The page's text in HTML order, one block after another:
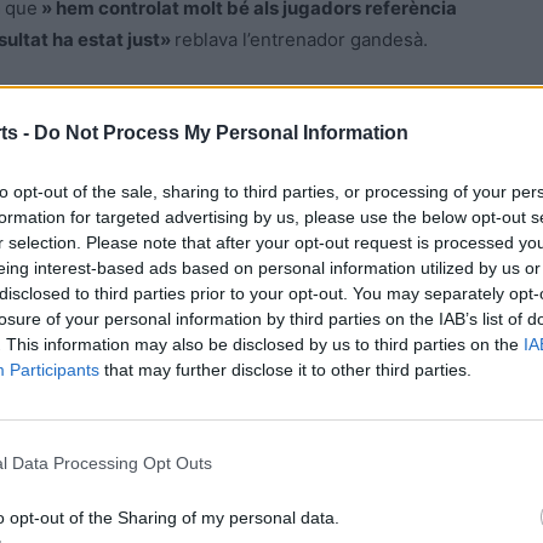
- Do Not Process My Personal Information
opt-out of the sale, sharing to third parties, or processing of your
for targeted advertising by us, please use the below opt-out
selection. Please note that after your opt-out request is processed
interest-based ads based on personal information utilized by us
to third parties prior to your opt-out. You may separately
of your personal information by third parties on the IAB’s list of
This information may also be disclosed by us to third parties on the
Participants that may further disclose it to other third parties.
Data Processing Opt Outs
opt-out of the Sharing of my personal data.
que » hem controlat molt bé als jugadors referència
ha estat just» reblava l’entrenador gandesà.
Viudez es mostrava molt «
equip que estarà de ben segur entre els candidats a
per part nostra, defensant-nos i intentant sortir a la
que no obstant no acabaven en gol. Ells van aprofitar
la balança del seu costat» ens comentava
del meu equip que va lluitar fins al final. Content en
de ben segur que tota aquesta feina ens donarà els
equipàs, amb grans jugadors que marquen
vam competir fins al final i hem de seguir treballant
els de la nostra lliga
» sentenciava l’entrenador